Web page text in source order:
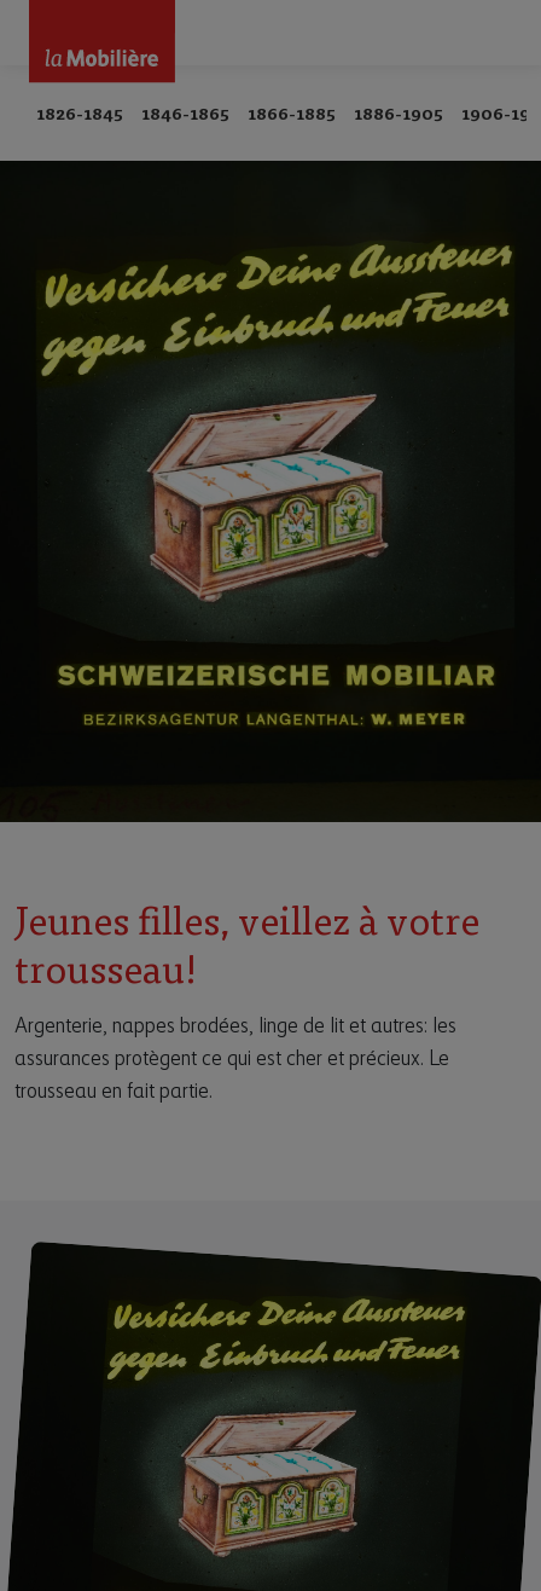
1826-1845 1846-1865 1866-1885 1886-1905 1906-
Jeunes filles, veillez à votre
trousseau!
Argenterie, nappes brodées, linge de lit et autres: les
assurances protègent ce qui est cher et précieux. Le
trousseau en fait partie.